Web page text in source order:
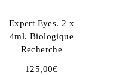
Expert Eyes. 2 x
4ml. Biologique
Recherche
125,00€